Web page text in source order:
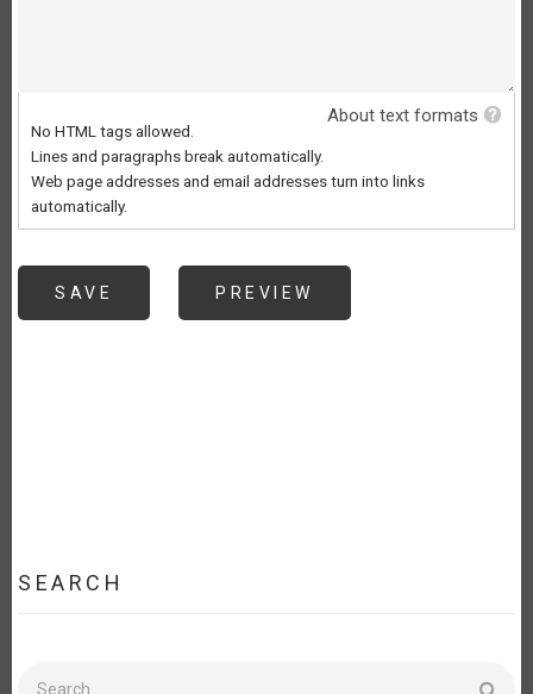
About text formats
No HTML tags allowed.
Lines and paragraphs break automatically.
Web page addresses and email addresses turn into links
automatically.
SEARCH